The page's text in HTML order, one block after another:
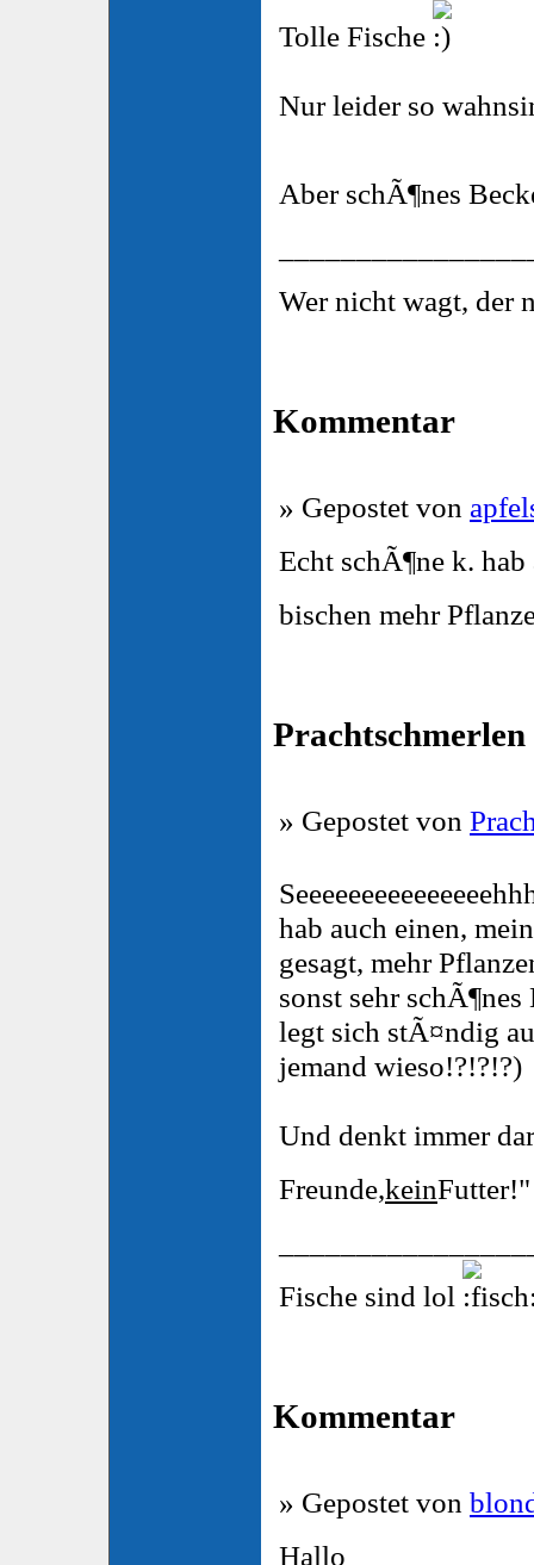
Tolle Fische
Nur leider so
Aber schÃ¶nes
Wer nicht wagt, der
Kommentar
» Gepostet von
Echt schÃ¶ne k.
bischen mehr
» Gepostet von
hab auch einen,
gesagt, mehr
sonst sehr
legt sich stÃ¤ndig
jemand wieso!?!?!?)
Und denkt immer
Freunde,kein
Fische sind lol
Kommentar
» Gepostet von
Hallo